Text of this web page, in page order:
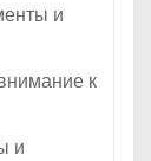
и
к
и